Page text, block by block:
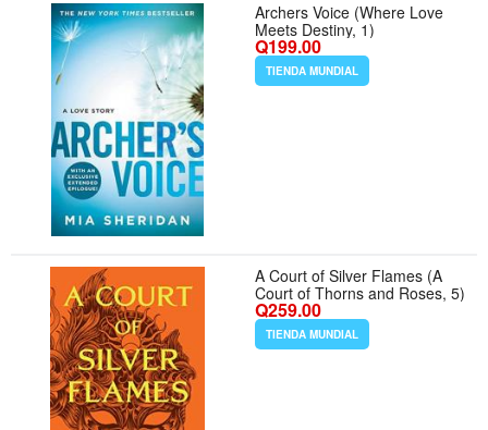
Archers Voice (Where Love
Meets Destiny, 1)
Q199.00
TIENDA MUNDIAL
A Court of Silver Flames (A
Court of Thorns and Roses, 5)
Q259.00
TIENDA MUNDIAL